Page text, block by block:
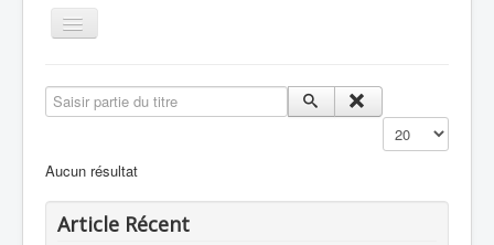
Toggle
Navigation
Aviation Commerciale
Europespace
Saisir partie du titre
Affichage #
Aucun résultat
Article Récent